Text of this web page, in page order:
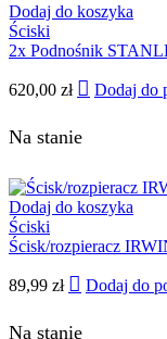
Dodaj do koszyka
Ściski
2x Podnośnik
620,00 zł Dodaj do
Na stanie
Dodaj do koszyka
Ściski
Ścisk/rozpieracz
89,99 zł Dodaj do
Na stanie